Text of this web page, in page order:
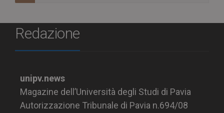
Redazione
unipv.news
Magazine dell’Università degli Studi di Pavia
Autorizzazione Tribunale di Pavia n.694/08